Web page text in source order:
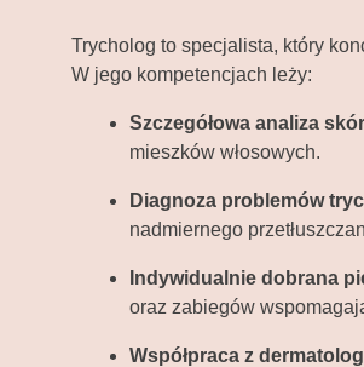
Trycholog to specjalista, który
W jego kompetencjach leży:
Szczegółowa analiza
mieszków włosowych.
Diagnoza problemów
nadmiernego
Indywidualnie dobrana
oraz zabiegów
Współpraca z